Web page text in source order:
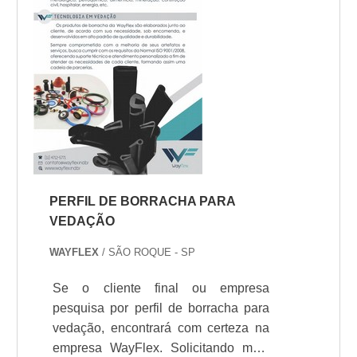
consumidor.DIFERENCIAIS
IMPORTANTES DE INDÚS...
PERFIL DE BORRACHA PARA
VEDAÇÃO
WAYFLEX/ SÃO ROQUE - SP
Se o cliente final ou empresa
pesquisa por perfil de borracha para
vedação, encontrará com certeza na
empresa WayFlex. Solicitando mais